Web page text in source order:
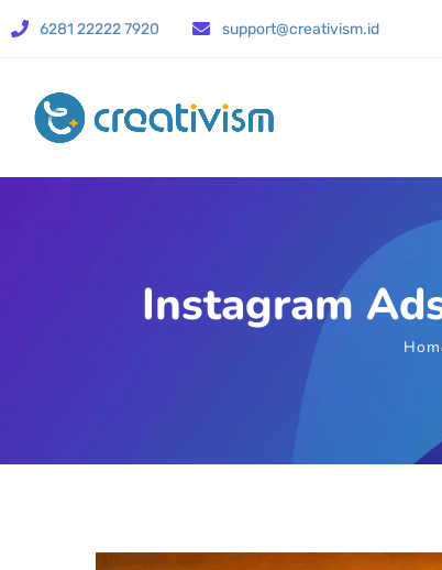
6281 22222 7920 support@creativism.id
Instagram